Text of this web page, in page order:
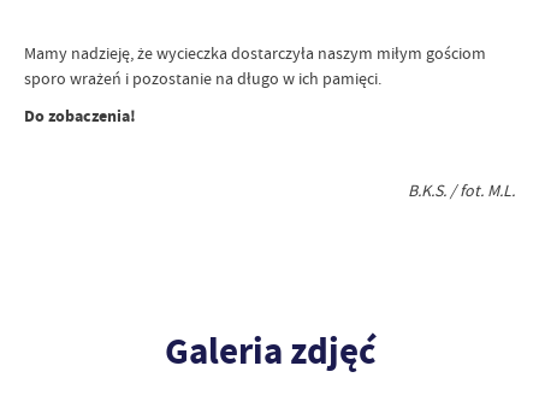
Mamy nadzieję, że wycieczka dostarczyła naszym miłym gościom
sporo wrażeń i pozostanie na długo w ich pamięci.
Do zobaczenia!
B.K.S. / fot. M.L.
Galeria zdjęć